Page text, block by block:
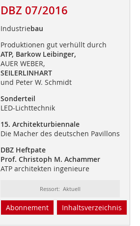
DBZ 07/2016
Industriebau
Produktionen gut verhüllt durch
ATP, Barkow Leibinger,
AUER WEBER,
SEILERLINHART
und Peter W. Schmidt
Sonderteil
LED-Lichttechnik
15. Architekturbiennale
Die Macher des deutschen Pavillons
DBZ Heftpate
Prof. Christoph M. Achammer
ATP architekten ingenieure
Ressort: Aktuell
Abonnement Inhaltsverzeichnis